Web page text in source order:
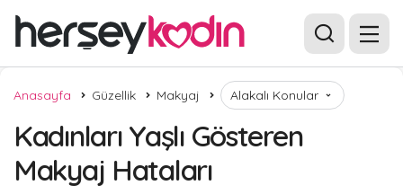
Anasayfa Güzellik Makyaj Alakalı Konular
Kadınları Yaşlı Gösteren
Makyaj Hataları